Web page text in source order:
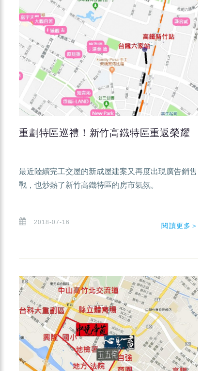
重劃特區巡禮！新竹高鐵特區重返榮耀
最近陸續完工交屋的新成屋建案又再度出現廣告銷售
戰，也炒熱了新竹高鐵特區的房市氣氛。
2018-07-16 閱讀更多＞